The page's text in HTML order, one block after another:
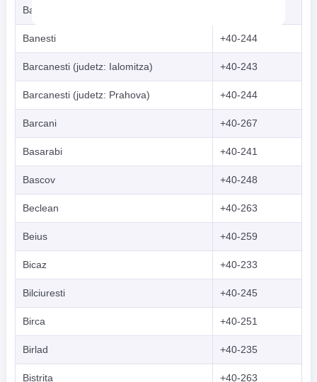
tiếng Việt
한국어
Baneasa
Banesti +40-244
Barcanesti (judetz: Ialomitza) +40-243
Barcanesti (judetz: Prahova) +40-244
Barcani +40-267
Basarabi +40-241
Bascov +40-248
Beclean +40-263
Beius +40-259
Bicaz +40-233
Bilciuresti +40-245
Birca +40-251
Birlad +40-235
Bistrita +40-263